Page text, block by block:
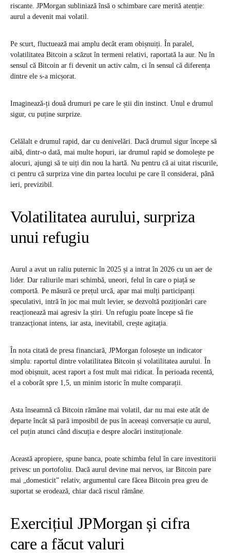
riscante. JPMorgan subliniază însă o schimbare care merită atenție:
aurul a devenit mai volatil.
Pe scurt, fluctuează mai amplu decât eram obișnuiți. În paralel,
volatilitatea Bitcoin a scăzut în termeni relativi, raportată la aur. Nu în
sensul că Bitcoin ar fi devenit un activ calm, ci în sensul că diferența
dintre ele s-a micșorat.
Imaginează-ți două drumuri pe care le știi din instinct. Unul e drumul
sigur, cu puține surprize.
Celălalt e drumul rapid, dar cu denivelări. Dacă drumul sigur începe să
aibă, dintr-o dată, mai multe hopuri, iar drumul rapid se domolește pe
alocuri, ajungi să te uiți din nou la hartă. Nu pentru că ai uitat riscurile,
ci pentru că surpriza vine din partea locului pe care îl considerai, până
ieri, previzibil.
Volatilitatea aurului, surpriza
unui refugiu
Aurul a avut un raliu puternic în 2025 și a intrat în 2026 cu un aer de
lider. Dar raliurile mari schimbă, uneori, felul în care o piață se
comportă. Pe măsură ce prețul urcă, apar mai mulți participanți
speculativi, intră în joc mai mult levier, se dezvoltă poziționări care
reacționează mai agresiv la știri. Un refugiu poate începe să fie
tranzacționat intens, iar asta, inevitabil, crește agitația.
În nota citată de presa financiară, JPMorgan folosește un indicator
simplu: raportul dintre volatilitatea Bitcoin și volatilitatea aurului. În
mod obișnuit, acest raport a fost mult mai ridicat. În perioada recentă,
el a coborât spre 1,5, un minim istoric în multe comparații.
Asta înseamnă că Bitcoin rămâne mai volatil, dar nu mai este atât de
departe încât să pară imposibil de pus în aceeași conversație cu aurul,
cel puțin atunci când discuția e despre alocări instituționale.
Această apropiere, spune banca, poate schimba felul în care investitorii
privesc un portofoliu. Dacă aurul devine mai nervos, iar Bitcoin pare
mai „domesticit” relativ, argumentul care făcea Bitcoin prea greu de
suportat se erodează, chiar dacă riscul rămâne.
Exercițiul JPMorgan și cifra
care a făcut valuri